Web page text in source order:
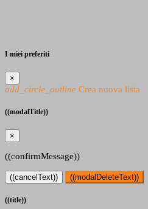
I miei preferiti
×
add_circle_outline Crea nuova lista
((modalTitle))
×
((confirmMessage))
((cancelText)) ((modalDeleteText))
((title))